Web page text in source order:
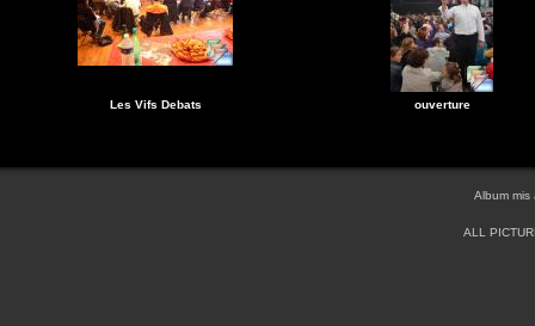
Les Vifs Debats ouverture
Album mis
ALL